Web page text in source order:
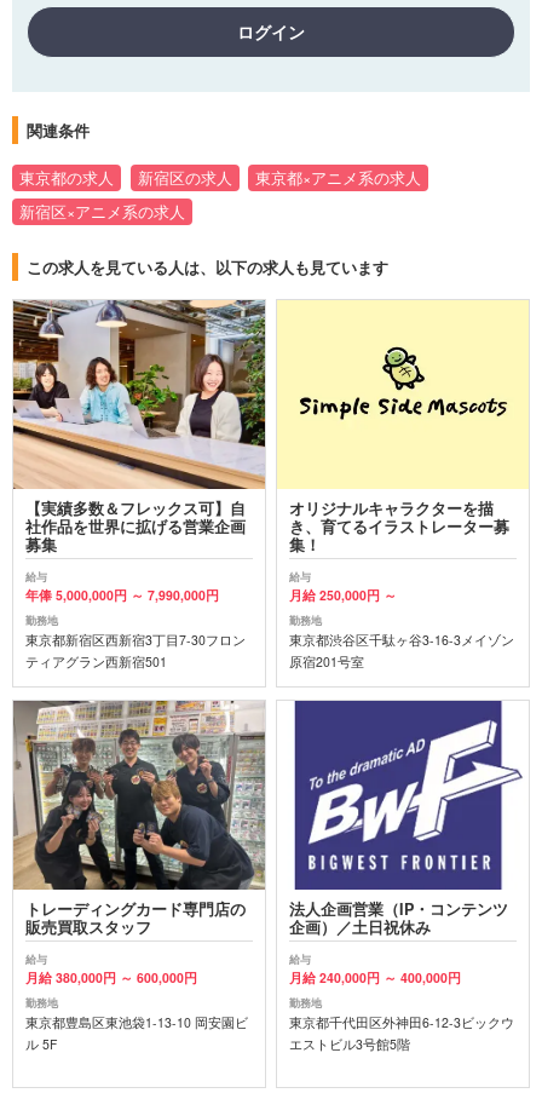
ログイン
関連条件
東京都の求人 新宿区の求人
東京都×アニメ系の求人
新宿区×アニメ系の求人
この求人を見ている人は、以下の求人も見ています
【実績多数＆フレックス可】自
社作品を世界に拡げる営業企画
募集
給与
年俸 5,000,000円 ～ 7,990,000円
勤務地
東京都新宿区西新宿3丁目7-30フロン
ティアグラン西新宿501
オリジナルキャラクターを描
き、育てるイラストレーター募
集！
給与
月給 250,000円 ～
勤務地
東京都渋谷区千駄ヶ谷3-16-3メイゾン
原宿201号室
トレーディングカード専門店の
販売買取スタッフ
給与
月給 380,000円 ～ 600,000円
勤務地
東京都豊島区東池袋1-13-10 岡安園ビ
ル 5F
法人企画営業（IP・コンテンツ
企画）／土日祝休み
給与
月給 240,000円 ～ 400,000円
勤務地
東京都千代田区外神田6-12-3ビックウ
エストビル3号館5階